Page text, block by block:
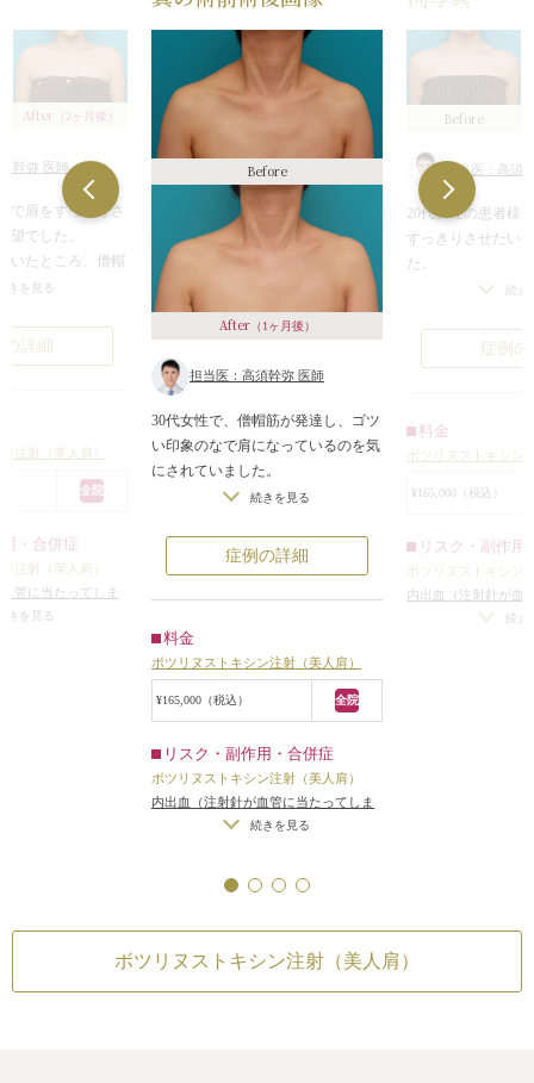
After （2ヶ月後）
幹弥 医師
で肩をすっきりさ
望でした。
いたところ、僧帽
がっていることに
している部位にボ
注射針で注射しま
なで肩が改善し、
ルエットになりま
きを見る
詳細
注射（美人肩）
全院
・合併症
注射（美人肩）
管に当たってしま
妊娠・授乳中の方
きを見る
Before
After（1ヶ月後）
担当医：高須幹弥 医師
30代女性で、僧帽筋が発達し、ゴツ
い印象のなで肩になっているのを気
にされていました。
また、慢性的な肩凝りにも悩まされ
僧帽筋の発達して盛り上がっている
部分にボツリヌストキシン注射を
合わせて、肩凝りのトリガーポイン
トになっている部位にもボツリヌス
トキシン注射をしました。
注射後1週間くらいで、徐々に肩凝
りが楽になり、1ヶ月後にはゴツく
ていかつい感じだったなで肩が、女
性らしいすっきりした肩になりまし
続きを見る
症例の詳細
料金
ボツリヌストキシン注射（美人肩）
¥165,000（税込） 全院
リスク・副作用・合併症
ボツリヌストキシン注射（美人肩）
内出血（注射針が血管に当たってしま
/妊活・妊娠・授乳中の方
続きを見る
Before
担当医：高須
20代女性の患者様
すっきりさせたい
た。
診察させていただ
がっていました。
そのことにより、
ました。
そのため、美人肩
ン注射を行い、僧
した。
治療は、注射部位
ームを塗ったあと
発達して厚みのあ
続き
症例
料金
ボツリヌストキシン
¥165,000（税込）
リスク・副作用
ボツリヌストキシン
内出血（注射針が血
/妊活・
続き
ボツリヌストキシン注射（美人肩）